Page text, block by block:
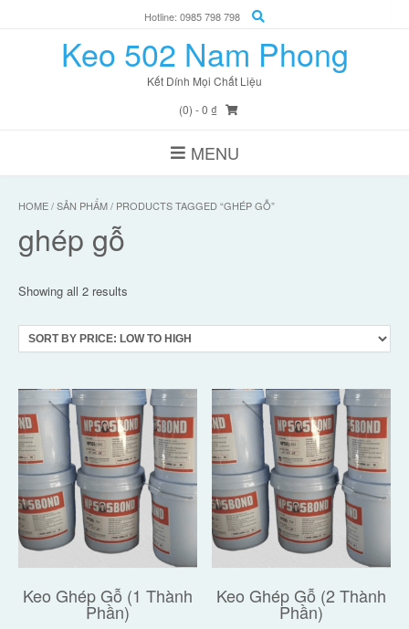
Hotline: 0985 798 798
Keo 502 Nam Phong
Kết Dính Mọi Chất Liệu
(0) - 0 ₫
MENU
HOME/SẢN PHẨM/ PRODUCTS TAGGED “GHÉP GỖ”
ghép gỗ
Showing all 2 results
Keo Ghép Gỗ (1 Thành
Phần)
Keo Ghép Gỗ (2 Thành
Phần)